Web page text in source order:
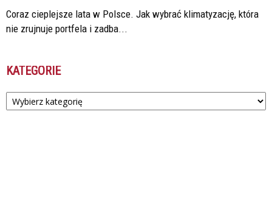
Coraz cieplejsze lata w Polsce. Jak wybrać klimatyzację, która
nie zrujnuje portfela i zadba...
KATEGORIE
Kategorie